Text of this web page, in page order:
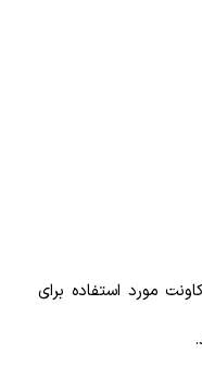
مورد استفاده برای